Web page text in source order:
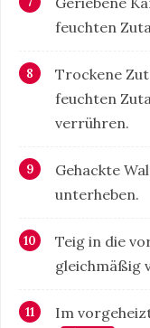
feuchten
Trockene
feuchten
verrühren.
Gehackte
unterheben.
Teig in die
gleichmäßig
Im